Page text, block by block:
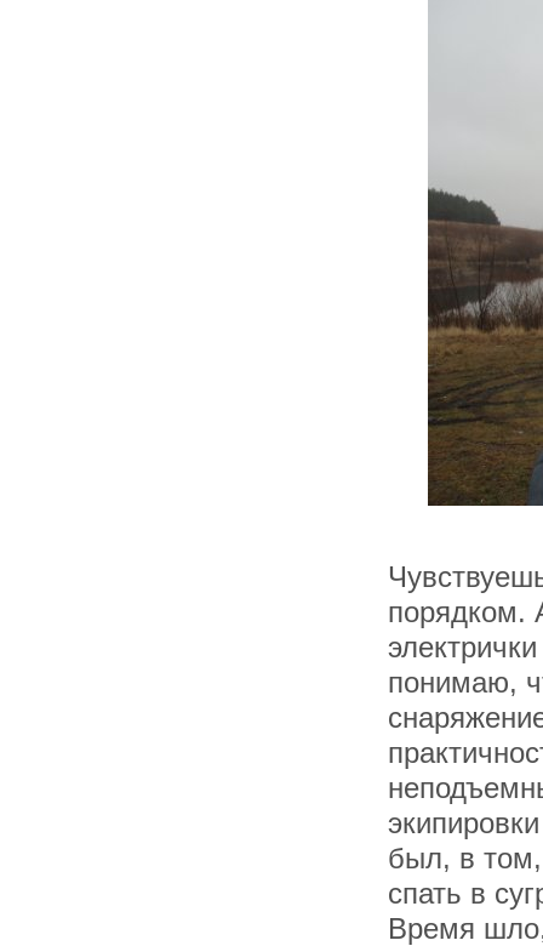
порядком.
понимаю,
был, в том,
спать в
Время